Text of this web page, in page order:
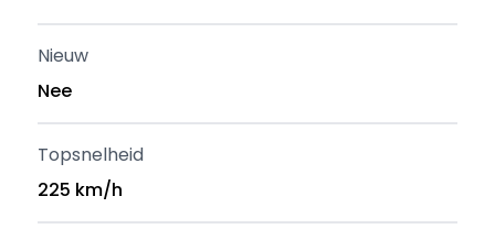
Nieuw
Nee
Topsnelheid
225 km/h